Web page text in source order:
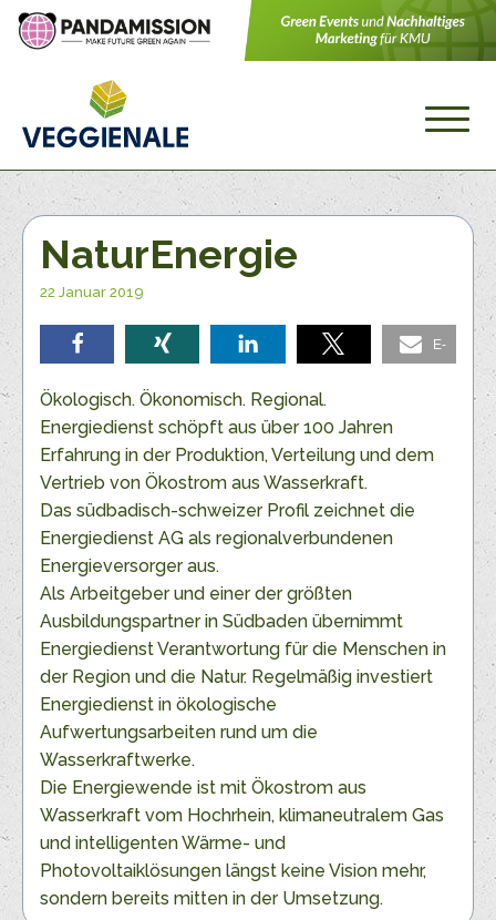
NaturEnergie
22 Januar 2019
teilen teilen teilen teilen
E-
Ökologisch. Ökonomisch. Regional.
Energiedienst schöpft aus über 100 Jahren
Erfahrung in der Produktion, Verteilung und dem
Vertrieb von Ökostrom aus Wasserkraft.
Das südbadisch-schweizer Profil zeichnet die
Energiedienst AG als regionalverbundenen
Energieversorger aus.
Als Arbeitgeber und einer der größten
Ausbildungspartner in Südbaden übernimmt
Energiedienst Verantwortung für die Menschen in
der Region und die Natur. Regelmäßig investiert
Energiedienst in ökologische
Aufwertungsarbeiten rund um die
Wasserkraftwerke.
Die Energiewende ist mit Ökostrom aus
Wasserkraft vom Hochrhein, klimaneutralem Gas
und intelligenten Wärme- und
Photovoltaiklösungen längst keine Vision mehr,
sondern bereits mitten in der Umsetzung.